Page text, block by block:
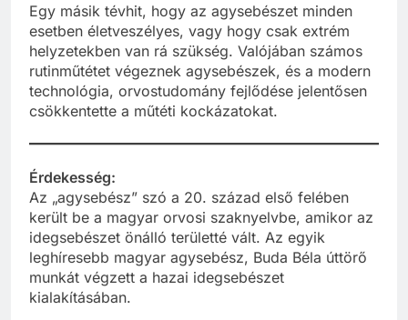
Egy másik tévhit, hogy az agysebészet minden
esetben életveszélyes, vagy hogy csak extrém
helyzetekben van rá szükség. Valójában számos
rutinműtétet végeznek agysebészek, és a modern
technológia, orvostudomány fejlődése jelentősen
csökkentette a műtéti kockázatokat.
Érdekesség:
Az „agysebész” szó a 20. század első felében
került be a magyar orvosi szaknyelvbe, amikor az
idegsebészet önálló területté vált. Az egyik
leghíresebb magyar agysebész, Buda Béla úttörő
munkát végzett a hazai idegsebészet
kialakításában.